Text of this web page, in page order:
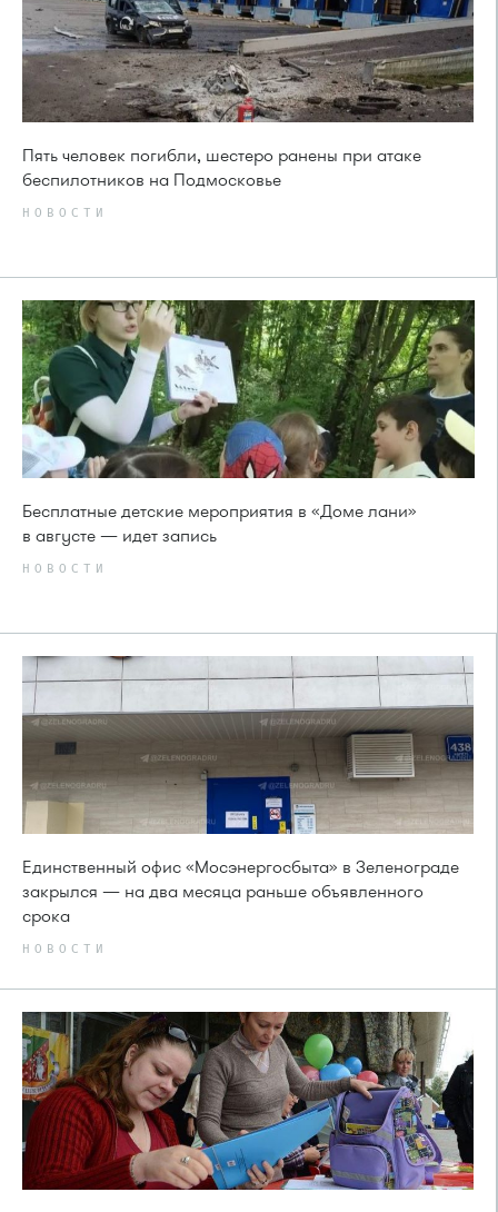
Пять человек погибли, шестеро ранены при атаке
беспилотников на Подмосковье
НОВОСТИ
Бесплатные детские мероприятия в «Доме лани»
в августе — идет запись
НОВОСТИ
Единственный офис «Мосэнергосбыта» в Зеленограде
закрылся — на два месяца раньше объявленного
срока
НОВОСТИ